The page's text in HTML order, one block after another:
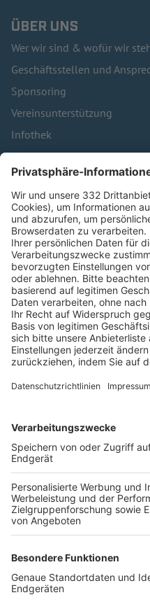
ÜBER UNS
Wer wir sind & wofür wir
Geschäftsstellen und
Sponsoring
Vereinsunterstützung
Infothek
Kontakt
HÄUFIG BESUCHTE
Pässe und Vereinswechsel
Trainerausbildung
Schulungsangebot
BFV-Geschäftsstellen
Trainerbörse
Login SpielPlus
FOLGE DEM BFV
TOP-VEREINE
TOP-PARTNER